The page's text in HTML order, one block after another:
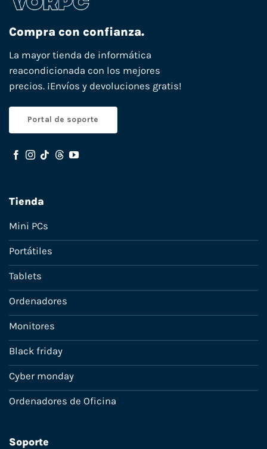
Compra con confianza.
La mayor tienda de informática
reacondicionada con los mejores
precios. ¡Envíos y devoluciones gratis!
Portal de soporte
Tienda
Mini PCs
Portátiles
Tablets
Ordenadores
Monitores
Black friday
Cyber monday
Ordenadores de Oficina
Soporte